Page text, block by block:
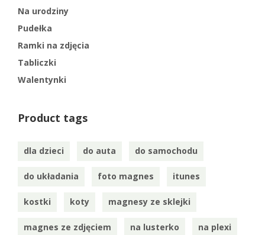
Na urodziny
Pudełka
Ramki na zdjęcia
Tabliczki
Walentynki
Product tags
dla dzieci do auta do samochodu
do układania foto magnes itunes
kostki koty magnesy ze sklejki
magnes ze zdjęciem na lusterko na plexi